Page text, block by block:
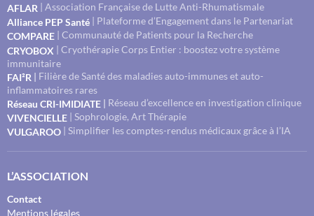
AFLAR | Association Française de Lutte Anti-Rhumatismale
Alliance PEP Santé | Plateforme d’Engagement dans le Partenariat
COMPARE | Communauté de Patients pour la Recherche
CRYOBOX | Cryothérapie Corps Entier : boostez votre système
immunitaire
FAI²R | Filière de Santé des maladies auto-immunes et auto-
inflammatoires rares
Réseau CRI-IMIDIATE | Réseau d’excellence en investigation clinique
VIVENCIELLE | Sophrologie, Art Thérapie
VULGAROO | Simplifier les comptes-rendus médicaux grâce à l’IA
L’ASSOCIATION
Contact
Mentions légales